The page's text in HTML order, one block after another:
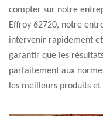
compter sur notre
Effroy 62720, notre
intervenir rapidement
garantir que les
parfaitement aux
les meilleurs produits